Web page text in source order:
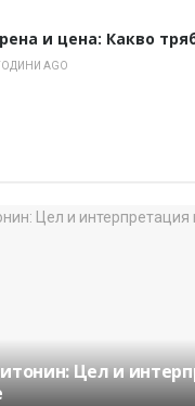
и цена: Какво
AGO
Цел и